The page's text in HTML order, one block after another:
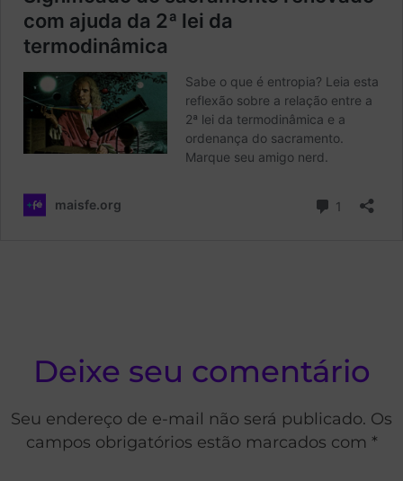
Deixe seu comentário
Seu endereço de e-mail não será publicado. Os
campos obrigatórios estão marcados com *